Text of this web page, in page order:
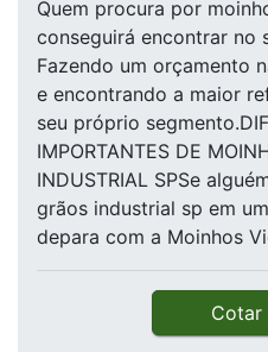
Quem procura por
conseguirá encontrar no
Fazendo um orçamento
e encontrando a maior
seu próprio
IMPORTANTES DE
INDUSTRIAL SPSe
grãos industrial sp em
depara com a Moinhos
Cotar